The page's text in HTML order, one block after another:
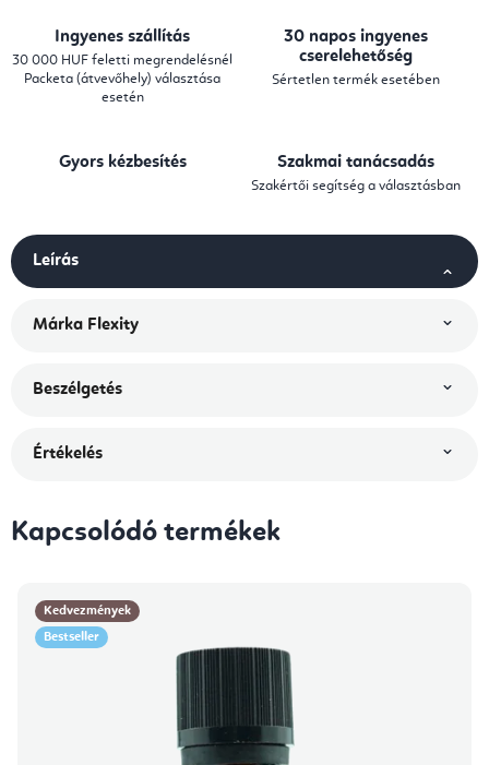
Ingyenes szállítás
30 000 HUF feletti megrendelésnél
Packeta (átvevőhely) választása
esetén
30 napos ingyenes
cserelehetőség
Sértetlen termék esetében
Gyors kézbesítés Szakmai tanácsadás
Szakértői segítség a választásban
Leírás
Márka Flexity
Beszélgetés
Értékelés
Kapcsolódó termékek
Kedvezmények
Bestseller